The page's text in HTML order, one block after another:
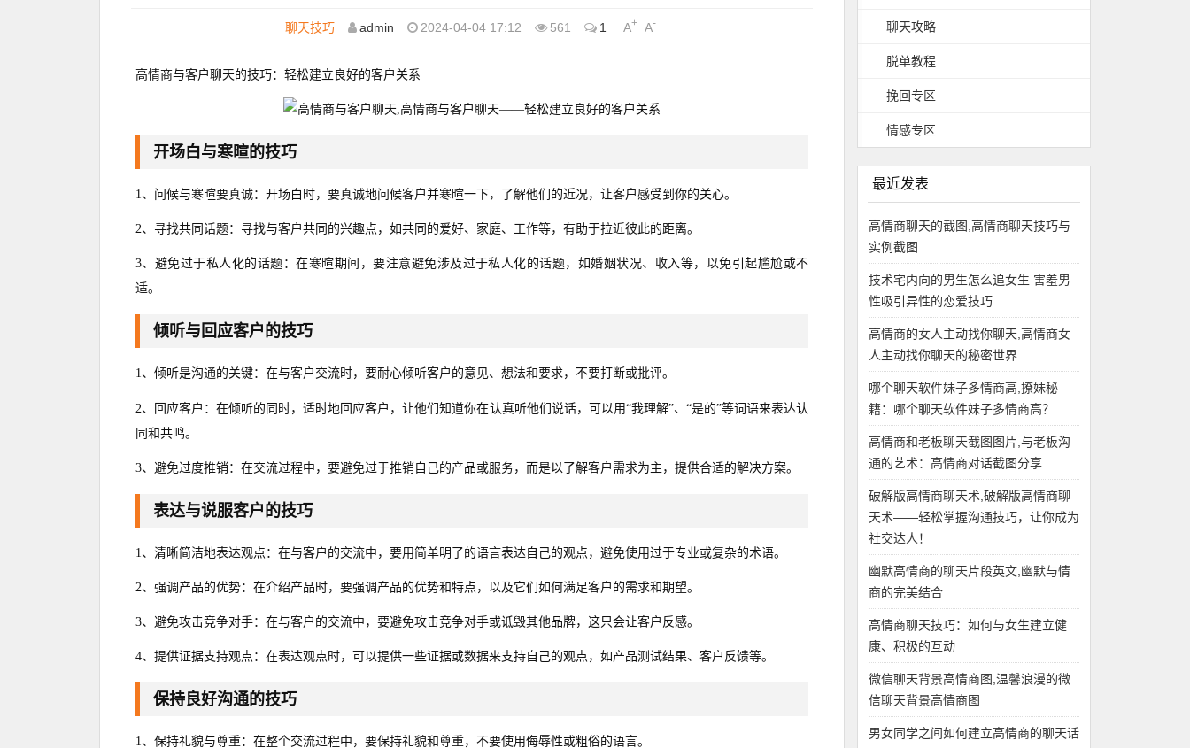
聊天技巧 admin 2024-04-04 17:12 561 1 A+ A-
高情商与客户聊天的技巧：轻松建立良好的客户关系
开场白与寒暄的技巧
1、问候与寒暄要真诚：开场白时，要真诚地问候客户并寒暄一下，了解他们的近况，让客户感受到你的关心。
2、寻找共同话题：寻找与客户共同的兴趣点，如共同的爱好、家庭、工作等，有助于拉近彼此的距离。
3、避免过于私人化的话题：在寒暄期间，要注意避免涉及过于私人化的话题，如婚姻状况、收入等，以免引起尴尬或不
适。
倾听与回应客户的技巧
1、倾听是沟通的关键：在与客户交流时，要耐心倾听客户的意见、想法和要求，不要打断或批评。
2、回应客户：在倾听的同时，适时地回应客户，让他们知道你在认真听他们说话，可以用“我理解”、“是的”等词语来表达认
同和共鸣。
3、避免过度推销：在交流过程中，要避免过于推销自己的产品或服务，而是以了解客户需求为主，提供合适的解决方案。
表达与说服客户的技巧
1、清晰简洁地表达观点：在与客户的交流中，要用简单明了的语言表达自己的观点，避免使用过于专业或复杂的术语。
2、强调产品的优势：在介绍产品时，要强调产品的优势和特点，以及它们如何满足客户的需求和期望。
3、避免攻击竞争对手：在与客户的交流中，要避免攻击竞争对手或诋毁其他品牌，这只会让客户反感。
4、提供证据支持观点：在表达观点时，可以提供一些证据或数据来支持自己的观点，如产品测试结果、客户反馈等。
保持良好沟通的技巧
1、保持礼貌与尊重：在整个交流过程中，要保持礼貌和尊重，不要使用侮辱性或粗俗的语言。
聊天攻略
脱单教程
挽回专区
情感专区
最近发表
高情商聊天的截图,高情商聊天技巧与
实例截图
技术宅内向的男生怎么追女生 害羞男
性吸引异性的恋爱技巧
高情商的女人主动找你聊天,高情商女
人主动找你聊天的秘密世界
哪个聊天软件妹子多情商高,撩妹秘
籍：哪个聊天软件妹子多情商高？
高情商和老板聊天截图图片,与老板沟
通的艺术：高情商对话截图分享
破解版高情商聊天术,破解版高情商聊
天术——轻松掌握沟通技巧，让你成为
社交达人！
幽默高情商的聊天片段英文,幽默与情
商的完美结合
高情商聊天技巧：如何与女生建立健
康、积极的互动
微信聊天背景高情商图,温馨浪漫的微
信聊天背景高情商图
男女同学之间如何建立高情商的聊天话